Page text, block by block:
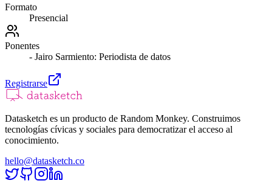
Formato
Presencial
Ponentes
- Jairo Sarmiento: Periodista de datos
Registrarse
Datasketch es un producto de Random Monkey. Construimos
tecnologías cívicas y sociales para democratizar el acceso al
conocimiento.
hello@datasketch.co